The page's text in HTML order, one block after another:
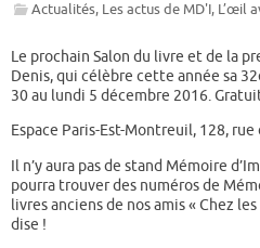
Actualités, Les actus de MD'I, L’œil
Le prochain Salon du livre et de la
Denis, qui célèbre cette année sa
30 au lundi 5 décembre 2016.
Espace Paris-Est-Montreuil, 128,
Il n’y aura pas de stand Mémoire
pourra trouver des numéros de
livres anciens de nos amis « Chez
dise !